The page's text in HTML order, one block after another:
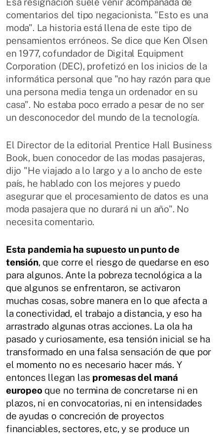
comentarios del tipo negacionista. "Esto es una
moda". La historia está llena de este tipo de
pensamientos erróneos. Se dice que Ken Olsen
en 1977, cofundador de Digital Equipment
Corporation (DEC), profetizó en los inicios de la
informática personal que "no hay razón para que
una persona media tenga un ordenador en su
casa". No estaba poco errado a pesar de no ser
un desconocedor del mundo de la tecnología.
El Director de la editorial Prentice Hall Business
Book, buen conocedor de las modas pasajeras,
dijo "He viajado a lo largo y a lo ancho de este
país, he hablado con los mejores y puedo
asegurar que el procesamiento de datos es una
moda pasajera que no durará ni un año". No
necesita comentario.
Esta pandemia ha supuesto un punto de
tensión, que corre el riesgo de quedarse en eso
para algunos. Ante la pobreza tecnológica a la
que algunos se enfrentaron, se activaron
muchas cosas, sobre manera en lo que afecta a
la conectividad, el trabajo a distancia, y eso ha
arrastrado algunas otras acciones. La ola ha
pasado y curiosamente, esa tensión inicial se ha
transformado en una falsa sensación de que por
el momento no es necesario hacer más. Y
entonces llegan las promesas del maná
europeoque no termina de concretarse ni en
plazos, ni en convocatorias, ni en intensidades
de ayudas o concreción de proyectos
financiables, sectores, etc, y se produce un